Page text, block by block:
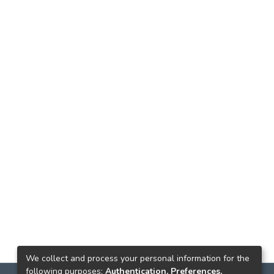
We collect and process your personal information for the
following purposes: Authentication, Preferences,